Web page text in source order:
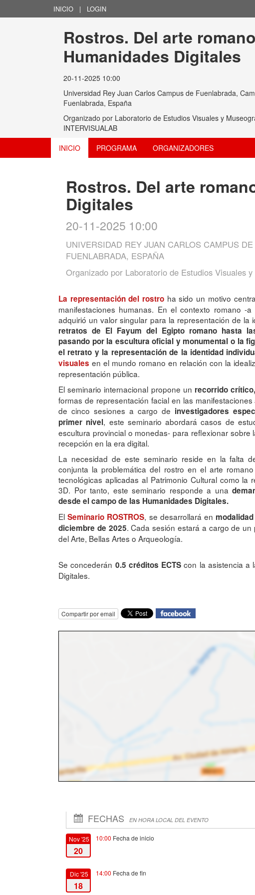
INICIO | LOGIN
Rostros. Del arte
Humanidades Digitales
20-11-2025 10:00
Universidad Rey Juan Carlos Campus de Fuenlabrada,
Fuenlabrada, España
Organizado por Laboratorio de Estudios Visuales y
INTERVISUALAB
INICIO PROGRAMA ORGANIZADORES
Rostros. Del arte
Digitales
20-11-2025 10:00
UNIVERSIDAD REY JUAN CARLOS CAMPUS
FUENLABRADA, ESPAÑA
Organizado por Laboratorio de Estudios Visuales
La representación del rostro ha sido un motivo
manifestaciones humanas. En el contexto romano -
adquirió un valor singular para la representación de la
retratos de El Fayum del Egipto romano hasta
pasando por la escultura oficial y monumental o la
el retrato y la representación de la identidad
visuales en el mundo romano en relación con la
representación pública.
El seminario internacional propone un recorrido
formas de representación facial en las
de cinco sesiones a cargo de investigadores
primer nivel, este seminario abordará casos de
escultura provincial o monedas- para reflexionar
recepción en la era digital.
La necesidad de este seminario reside en la falta
conjunta la problemática del rostro en el arte
tecnológicas aplicadas al Patrimonio Cultural como
3D. Por tanto, este seminario responde a una
desde el campo de las Humanidades Digitales.
ElSeminario ROSTROS, se desarrollará en
diciembre de 2025. Cada sesión estará a cargo de
del Arte, Bellas Artes o Arqueología.
Se concederán 0.5 créditos ECTScon la asistencia a
Digitales.
Compartir por email
FECHAS EN HORA LOCAL DEL EVENTO
Nov '25
20
10:00 Fecha de inicio
Dic '25
18
14:00 Fecha de fin